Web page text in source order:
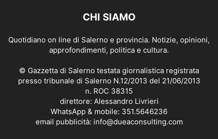
CHI SIAMO
Quotidiano on line di Salerno e provincia. Notizie, opinioni,
approfondimenti, politica e cultura.
© Gazzetta di Salerno testata giornalistica registrata
presso tribunale di Salerno N.12/2013 del 21/06/2013
n. ROC 38315
direttore: Alessandro Livrieri
WhatsApp & mobile: 351.5646236
email pubblicità: info@dueaconsulting.com